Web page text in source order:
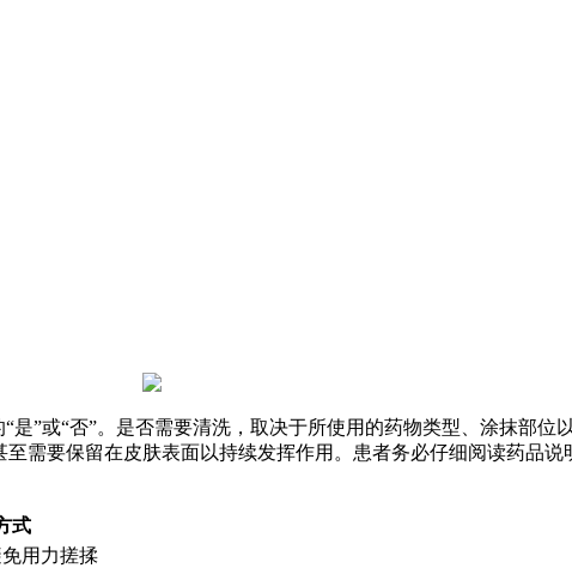
”或“否”。是否需要清洗，取决于所使用的药物类型、涂抹部位
需要保留在皮肤表面以持续发挥作用。患者务必仔细阅读药品说
式
用力搓揉